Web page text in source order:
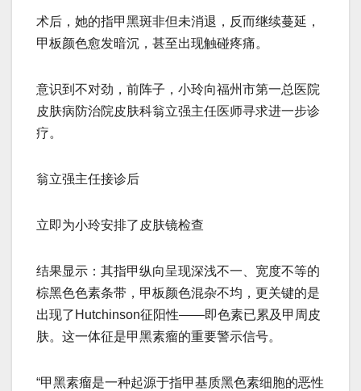
术后，她的指甲黑斑非但未消退，反而继续蔓延，
甲板颜色愈发暗沉，甚至出现触碰疼痛。
意识到不对劲，前阵子，小玲向福州市第一总医院
皮肤病防治院皮肤科翁立强主任医师寻求进一步诊
疗。
翁立强主任接诊后
立即为小玲安排了皮肤镜检查
结果显示：其指甲纵向呈现深浅不一、宽度不等的
棕黑色色素条带，甲板颜色混杂不均，更关键的是
出现了Hutchinson征阳性——即色素已累及甲周皮
肤。这一体征是甲黑素瘤的重要警示信号。
“甲黑素瘤是一种起源于指甲基质黑色素细胞的恶性